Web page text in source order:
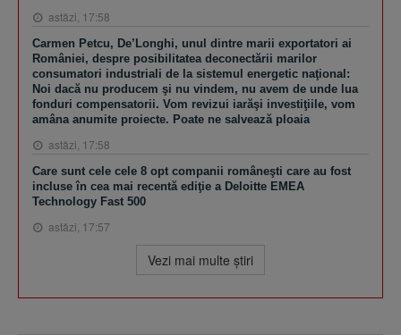
astăzi, 17:58
Carmen Petcu, De’Longhi, unul dintre marii exportatori ai
României, despre posibilitatea deconectării marilor
consumatori industriali de la sistemul energetic naţional:
Noi dacă nu producem şi nu vindem, nu avem de unde lua
fonduri compensatorii. Vom revizui iarăşi investiţiile, vom
amâna anumite proiecte. Poate ne salvează ploaia
astăzi, 17:58
Care sunt cele cele 8 opt companii româneşti care au fost
incluse în cea mai recentă ediţie a Deloitte EMEA
Technology Fast 500
astăzi, 17:57
Vezi mai multe ştiri